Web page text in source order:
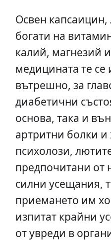
Освен
богати на
калий, магнезий
медицината те се
вътрешно, за
диабетични
основа, така и
артритни болки и
психолози,
предпочитани от
силни усещания,
приемането им
изпитат крайни
от увреди в